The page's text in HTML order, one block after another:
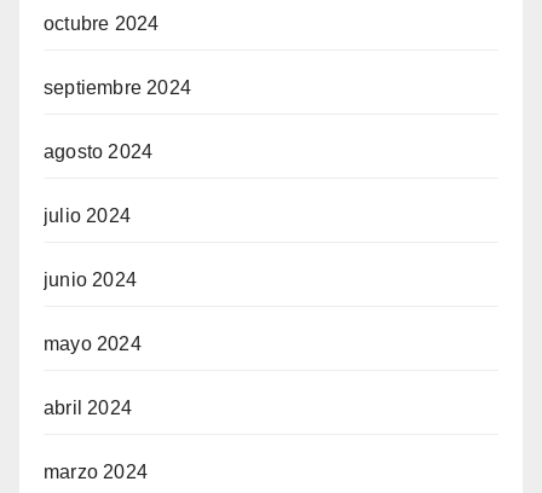
octubre 2024
septiembre 2024
agosto 2024
julio 2024
junio 2024
mayo 2024
abril 2024
marzo 2024